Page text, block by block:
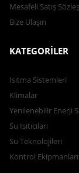
Mesafeli Satış
Bize Ulaşın
KATEGORİLER
Isıtma Sistemleri
Klimalar
Yenilenebilir Enerji
Su Isıtıcıları
Su Teknolojileri
Kontrol Ekipmanları